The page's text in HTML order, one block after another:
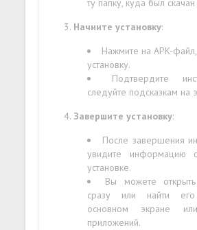
ту папку, куда был
Начните установку:
Нажмите на APK-
установку.
Подтвердите
следуйте подсказкам на
Завершите установку:
После завершения
увидите информацию
установке.
Вы можете
сразу или найти
основном экране
приложений.